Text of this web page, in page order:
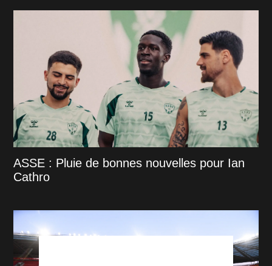
ASSE : Pluie de bonnes nouvelles pour Ian
Cathro